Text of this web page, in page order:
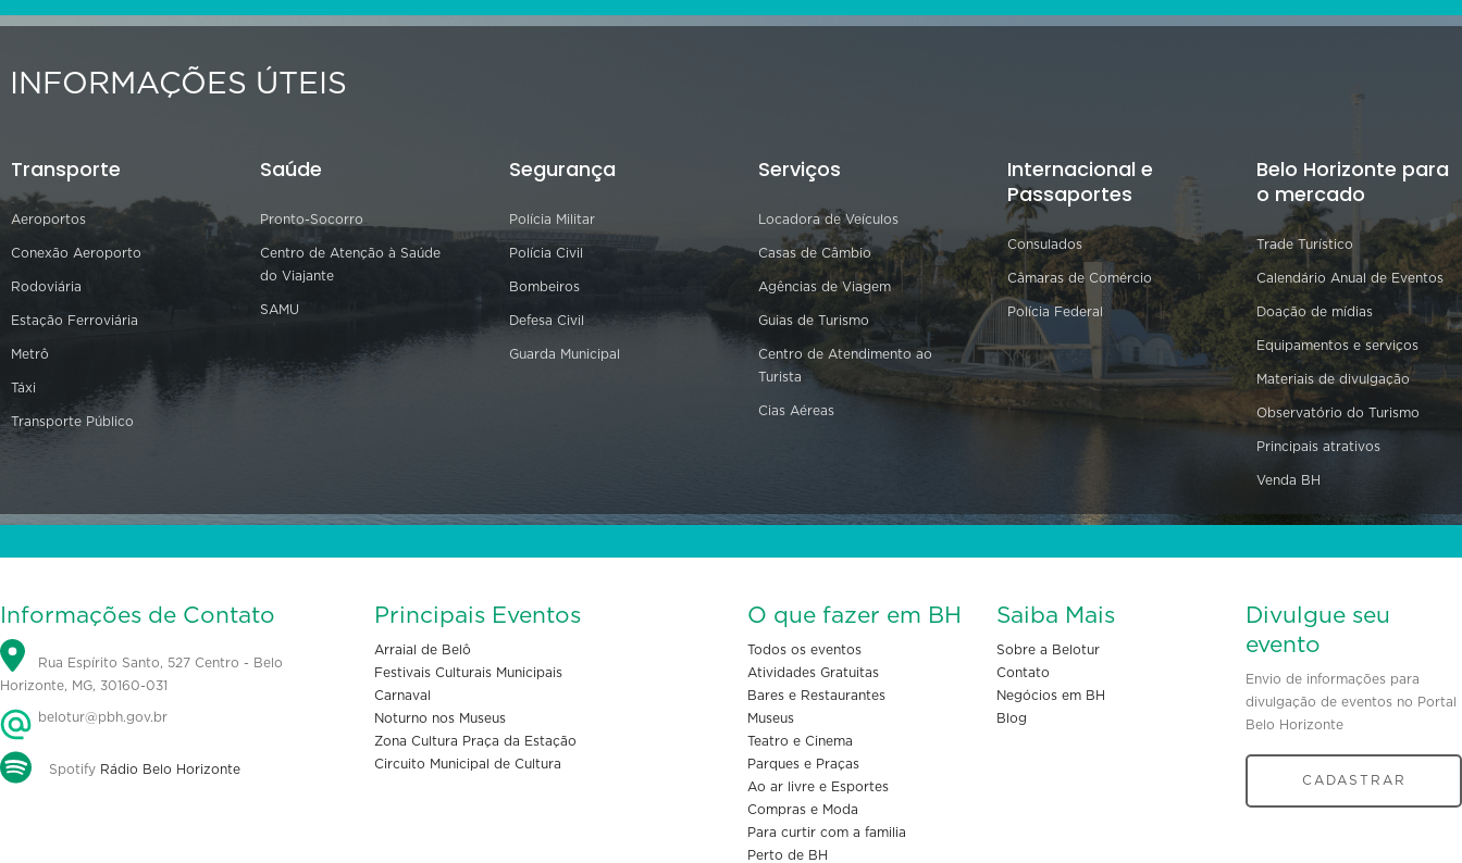
INFORMAÇÕES ÚTEIS
Transporte
Aeroportos
Conexão Aeroporto
Rodoviária
Estação Ferroviária
Metrô
Táxi
Transporte Público
Saúde
Pronto-Socorro
Centro de Atenção à Saúde
do Viajante
SAMU
Segurança
Polícia Militar
Polícia Civil
Bombeiros
Defesa Civil
Guarda Municipal
Serviços
Locadora de Veículos
Casas de Câmbio
Agências de Viagem
Guias de Turismo
Centro de Atendimento ao
Turista
Cias Aéreas
Internacional e
Passaportes
Consulados
Câmaras de Comércio
Polícia Federal
Belo Horizonte para
o mercado
Trade Turístico
Calendário Anual de Eventos
Doação de mídias
Equipamentos e serviços
Materiais de divulgação
Observatório do Turismo
Principais atrativos
Venda BH
Informações de Contato
Rua Espírito Santo, 527 Centro - Belo
Horizonte, MG, 30160-031
belotur@pbh.gov.br
Spotify Rádio Belo Horizonte
Principais Eventos
Arraial de Belô
Festivais Culturais Municipais
Carnaval
Noturno nos Museus
Zona Cultura Praça da Estação
Circuito Municipal de Cultura
O que fazer em BH
Todos os eventos
Atividades Gratuitas
Bares e Restaurantes
Museus
Teatro e Cinema
Parques e Praças
Ao ar livre e Esportes
Compras e Moda
Para curtir com a familia
Perto de BH
Saiba Mais
Sobre a Belotur
Contato
Negócios em BH
Blog
Divulgue seu
evento
Envio de informações para
divulgação de eventos no Portal
Belo Horizonte
CADASTRAR